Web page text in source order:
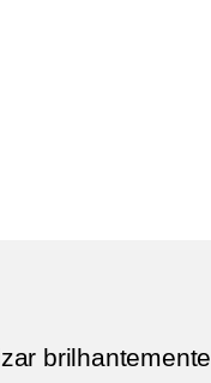
brilhantemente